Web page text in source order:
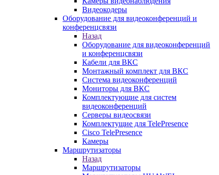
Видеокодеры
Оборудование для видеоконференций и
конференцсвязи
Назад
Оборудование для видеоконференций
и конференцсвязи
Кабели для ВКС
Монтажный комплект для ВКС
Система видеоконференций
Мониторы для ВКС
Комплектующие для систем
видеоконференций
Серверы видеосвязи
Комплектущие для TelePresence
Cisco TelePresence
Камеры
Маршрутизаторы
Назад
Маршрутизаторы